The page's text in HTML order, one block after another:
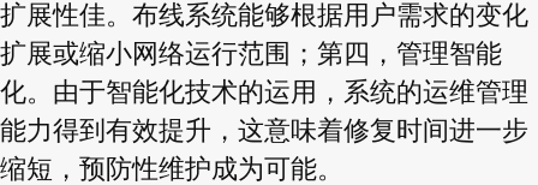
扩展性佳。布线系统能够根据用户需求的变化
扩展或缩小网络运行范围；第四，管理智能
化。由于智能化技术的运用，系统的运维管理
能力得到有效提升，这意味着修复时间进一步
缩短，预防性维护成为可能。